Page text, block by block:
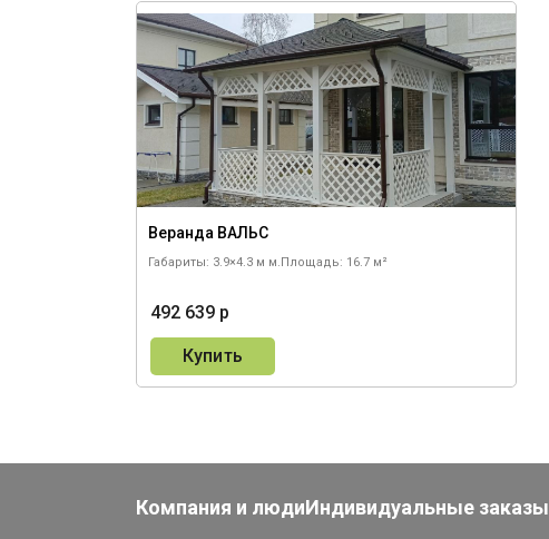
Веранда ВАЛЬС
Габариты: 3.9×4.3 м м.Площадь: 16.7 м²
492 639 р
Купить
Компания и людиИндивидуальные заказы